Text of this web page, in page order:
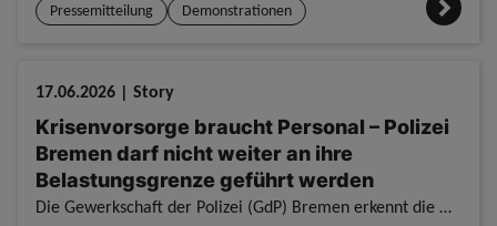
Pressemitteilung Demonstrationen
17.06.2026 | Story
Krisenvorsorge braucht Personal – Polizei
Bremen darf nicht weiter an ihre
Belastungsgrenze geführt werden
Die Gewerkschaft der Polizei (GdP) Bremen erkennt die Notwendigkeit der Maßnahmen im Rahmen von „Bremen resilient“ sowie des Landesprogramms Zivile Verteidigung ausdrücklich an. Die aktuellen sicherhe